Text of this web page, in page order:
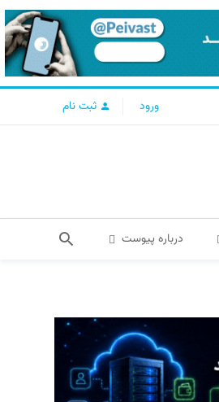
ورود ثبت نام
درباره پیوست